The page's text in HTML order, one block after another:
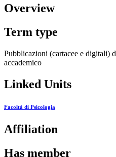
Overview
Term type
Pubblicazioni (cartacee e digitali)
accademico
Linked Units
Facoltà di Psicologia
Affiliation
Has member